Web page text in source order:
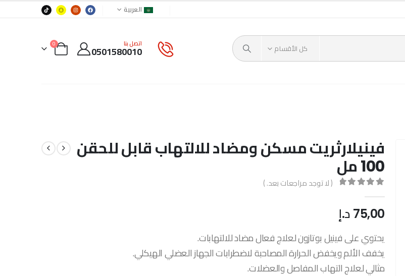
العربية
كل الأقسام اتصل بنا
0501580010
0
فينيلارثريت مسكن ومضاد للالتهاب قابل للحقن
100 مل
( لا توجد مراجعات بعد. )
75,00 د.إ
يحتوي على فينيل بوتازون لعلاج فعال مضاد للالتهابات.
يخفف الألم ويخفض الحرارة المصاحبة لاضطرابات الجهاز العضلي الهيكلي.
مثالي لعلاج التهاب المفاصل والعضلات.